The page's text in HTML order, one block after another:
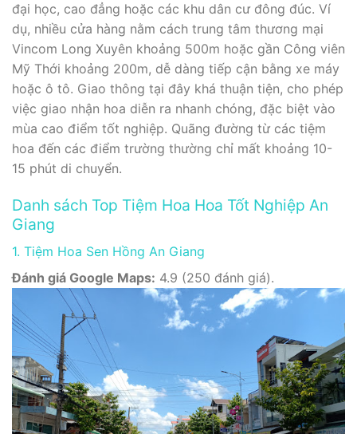
đại học, cao đẳng hoặc các khu dân cư đông đúc. Ví
dụ, nhiều cửa hàng nằm cách trung tâm thương mại
Vincom Long Xuyên khoảng 500m hoặc gần Công viên
Mỹ Thới khoảng 200m, dễ dàng tiếp cận bằng xe máy
hoặc ô tô. Giao thông tại đây khá thuận tiện, cho phép
việc giao nhận hoa diễn ra nhanh chóng, đặc biệt vào
mùa cao điểm tốt nghiệp. Quãng đường từ các tiệm
hoa đến các điểm trường thường chỉ mất khoảng 10-
15 phút di chuyển.
Danh sách Top Tiệm Hoa Hoa Tốt Nghiệp An
Giang
1. Tiệm Hoa Sen Hồng An Giang
Đánh giá Google Maps: 4.9 (250 đánh giá).